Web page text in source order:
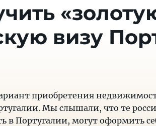
визу
приобретения
Мы слышали, что те
в Португалии, могут оформить